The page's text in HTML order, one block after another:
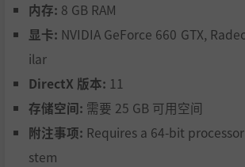
内存: 8 GB RAM
显卡: NVIDIA GeForce 660 GTX,
ilar
DirectX 版本: 11
存储空间: 需要 25 GB 可用空间
附注事项: Requires a 64-bit
stem